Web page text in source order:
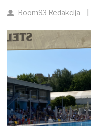
Boom93 Redakcija